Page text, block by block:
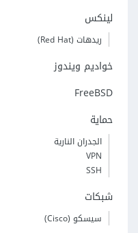
لينكس
ريدهات (Red Hat)
خواديم ويندوز
FreeBSD
حماية
الجدران النارية
VPN
SSH
شبكات
سيسكو (Cisco)